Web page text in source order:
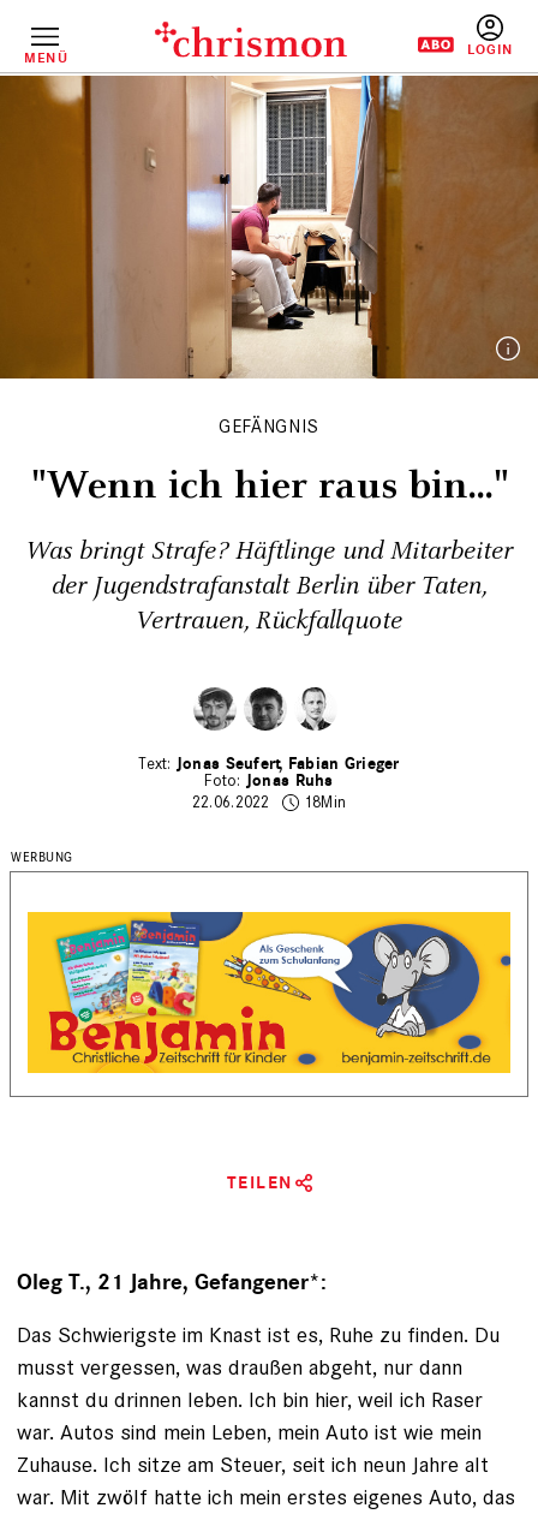
InhaltMENÜ
GEFÄNGNIS
"Wenn ich hier raus bin..."
Was bringt Strafe? Häftlinge und Mitarbeiter
der Jugendstrafanstalt Berlin über Taten,
Vertrauen, Rückfallquote
Jonas Seufert Fabian Grieger
­Jonas Ruhs
22.06.2022
18Min
TEILEN
Oleg T., 21 Jahre, Gefangener*:
Das Schwierigste im Knast ist es, Ruhe zu finden. ­Du
musst vergessen, was draußen abgeht, nur dann
kannst du drinnen leben. Ich bin hier, weil ich Raser
war. Autos sind mein Leben, mein Auto ist wie mein
Zuhause. Ich sitze am Steuer, seit ich neun Jahre alt
war. Mit zwölf hatte ich mein erstes eigenes Auto, das